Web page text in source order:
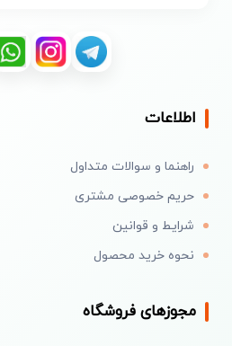
اطلاعات
راهنما و سوالات متداول
حریم خصوصی مشتری
شرایط و قوانین
نحوه خرید محصول
مجوزهای فروشگاه